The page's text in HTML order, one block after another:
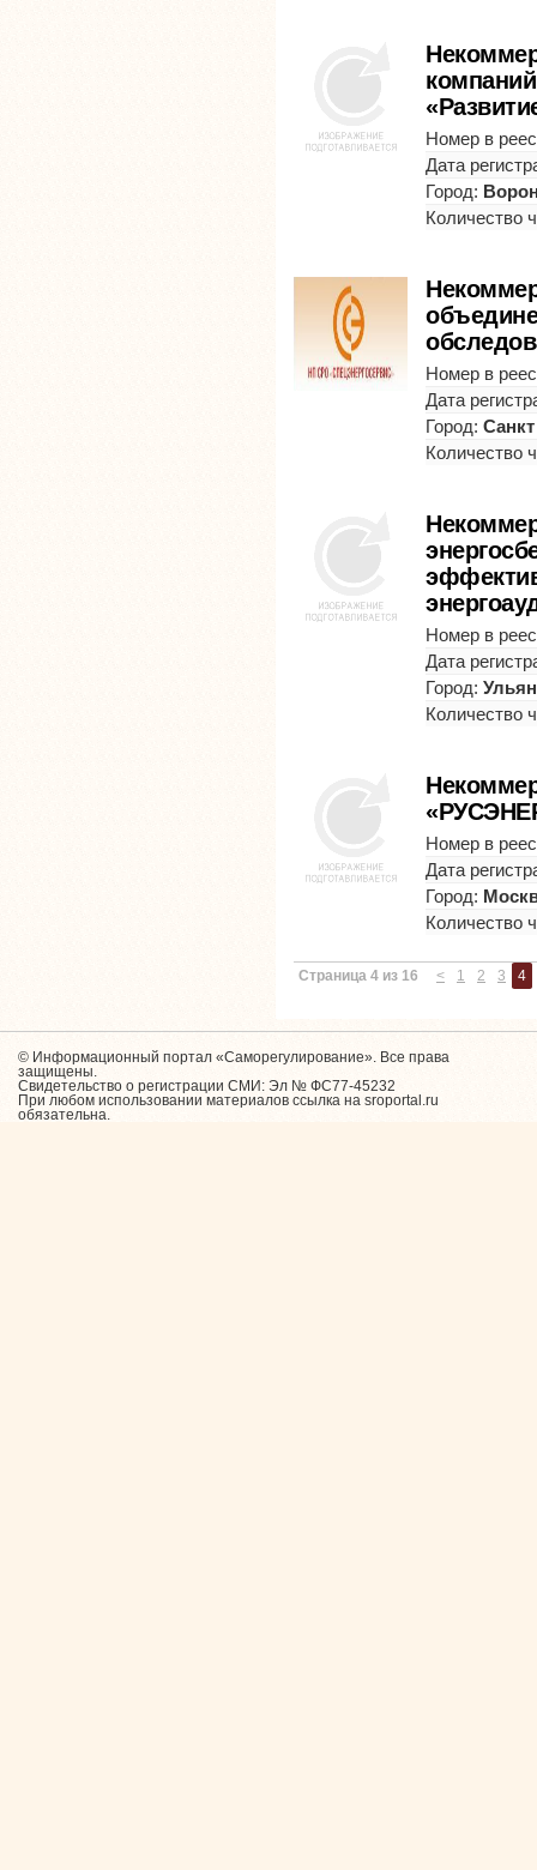
Номер в
Дата
Город:
Количество
Номер в
Дата
Город:
Количество
Номер в
Дата
Город:
Количество
Номер в
Дата
Город:
Количество
Страница 4 из 16 < 1 2 3 4
© Информационный портал «Саморегулирование». Все права
защищены.
Свидетельство о регистрации СМИ: Эл № ФС77-45232
При любом использовании материалов ссылка на sroportal.ru
обязательна.